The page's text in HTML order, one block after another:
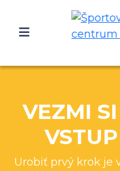
VEZMI
Urobiť prvý krok je